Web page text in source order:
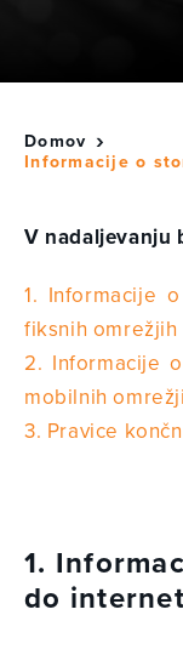
Domov
Informacije o
V nadaljevanju
1. Informacije
fiksnih omrežjih
2. Informacije
mobilnih
3. Pravice
1.
do